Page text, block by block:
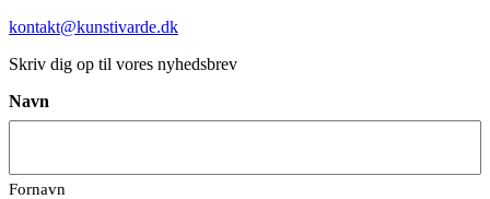
kontakt@kunstivarde.dk
Skriv dig op til vores nyhedsbrev
Navn
Fornavn